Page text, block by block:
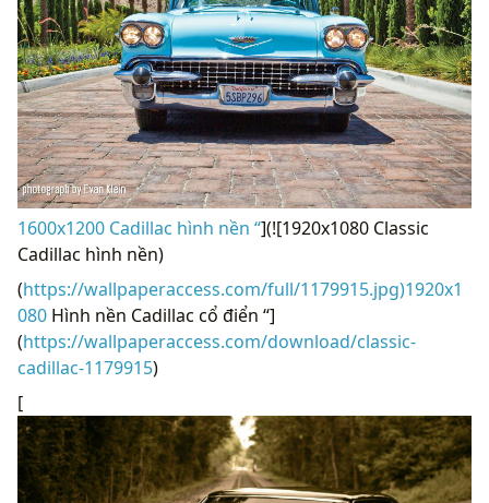
1600x1200 Cadillac hình nền “](![1920x1080 Classic
Cadillac hình nền)
(https://wallpaperaccess.com/full/1179915.jpg)1920x1
080 Hình nền Cadillac cổ điển “]
(https://wallpaperaccess.com/download/classic-
cadillac-1179915)
[